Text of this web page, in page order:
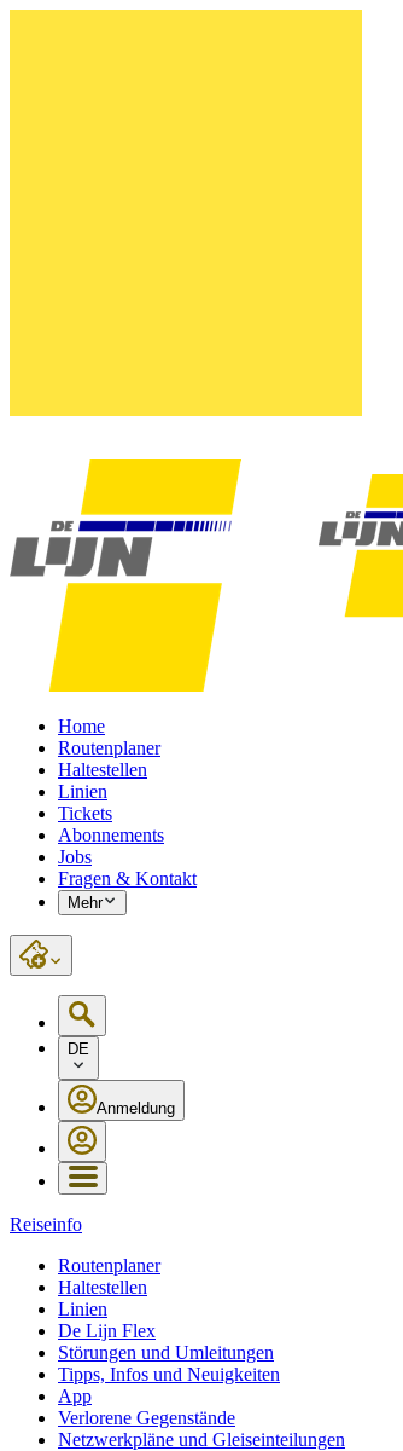
Home
Routenplaner
Haltestellen
Linien
Tickets
Abonnements
Jobs
Fragen & Kontakt
Mehr
DE
Anmeldung
Reiseinfo
Routenplaner
Haltestellen
Linien
De Lijn Flex
Störungen und Umleitungen
Tipps, Infos und Neuigkeiten
App
Verlorene Gegenstände
Netzwerkpläne und Gleiseinteilungen